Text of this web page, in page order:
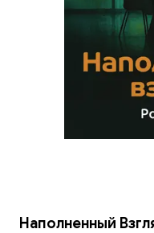
Наполненный